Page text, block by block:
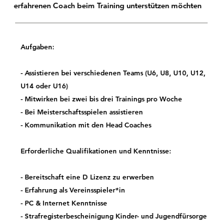
erfahrenen Coach beim Training unterstützen möchten
Aufgaben:
- Assistieren bei verschiedenen Teams (U6, U8, U10, U12,
U14 oder U16)
- Mitwirken bei zwei bis drei Trainings pro Woche
- Bei Meisterschaftsspielen assistieren
- Kommunikation mit den Head Coaches
Erforderliche Qualifikationen und Kenntnisse:
- Bereitschaft eine D Lizenz zu erwerben
- Erfahrung als Vereinsspieler*in
- PC & Internet Kenntnisse
- Strafregisterbescheinigung Kinder- und Jugendfürsorge